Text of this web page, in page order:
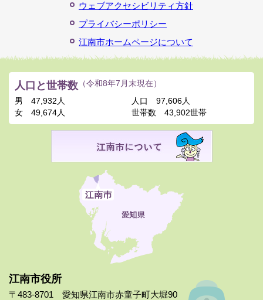
ウェブアクセシビリティ方針
プライバシーポリシー
江南市ホームページについて
江南市役所
〒483-8701 愛知県江南市赤童子町大堀90
人口と世帯数 （令和8年7月末現在）
男
47,932人
女
49,674人
人口
97,606人
世帯数
43,902世帯